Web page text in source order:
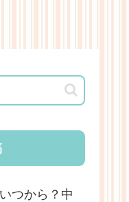
つから？中